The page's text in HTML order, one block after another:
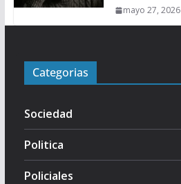
mayo 27, 2026
Categorias
Sociedad
Politica
Policiales